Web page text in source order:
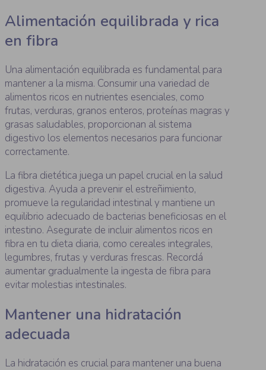
Alimentación equilibrada y rica
en fibra
Una alimentación equilibrada es fundamental para
mantener a la misma. Consumir una variedad de
alimentos ricos en nutrientes esenciales, como
frutas, verduras, granos enteros, proteínas magras y
grasas saludables, proporcionan al sistema
digestivo los elementos necesarios para funcionar
correctamente.
La fibra dietética juega un papel crucial en la salud
digestiva. Ayuda a prevenir el estreñimiento,
promueve la regularidad intestinal y mantiene un
equilibrio adecuado de bacterias beneficiosas en el
intestino. Asegurate de incluir alimentos ricos en
fibra en tu dieta diaria, como cereales integrales,
legumbres, frutas y verduras frescas. Recordá
aumentar gradualmente la ingesta de fibra para
evitar molestias intestinales.
Mantener una hidratación
adecuada
La hidratación es crucial para mantener una buena